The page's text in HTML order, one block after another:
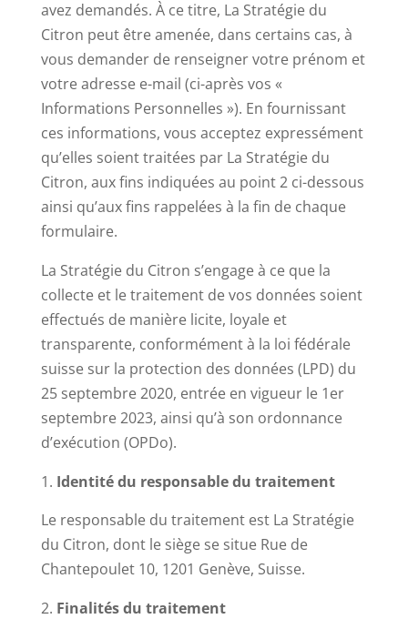
avez demandés. À ce titre, La Stratégie du
Citron peut être amenée, dans certains cas, à
vous demander de renseigner votre prénom et
votre adresse e-mail (ci-après vos «
Informations Personnelles »). En fournissant
ces informations, vous acceptez expressément
qu’elles soient traitées par La Stratégie du
Citron, aux fins indiquées au point 2 ci-dessous
ainsi qu’aux fins rappelées à la fin de chaque
formulaire.
La Stratégie du Citron s’engage à ce que la
collecte et le traitement de vos données soient
effectués de manière licite, loyale et
transparente, conformément à la loi fédérale
suisse sur la protection des données (LPD) du
25 septembre 2020, entrée en vigueur le 1er
septembre 2023, ainsi qu’à son ordonnance
d’exécution (OPDo).
Identité du responsable du traitement
Le responsable du traitement est La Stratégie
du Citron, dont le siège se situe Rue de
Chantepoulet 10, 1201 Genève, Suisse.
Finalités du traitement